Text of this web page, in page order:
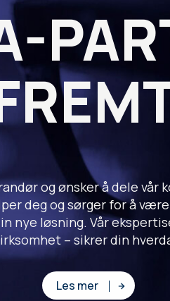
og ønsker å dele
deg og sørger for å
nye løsning. Vår
– sikrer din
Les mer